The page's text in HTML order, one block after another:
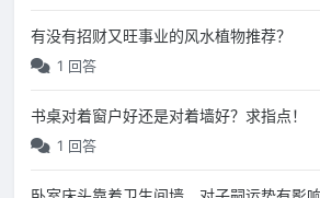
有没有招财又旺事业的风水植物推荐？
1 回答
书桌对着窗户好还是对着墙好？求指点！
1 回答